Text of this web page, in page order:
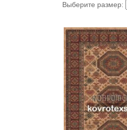
Выберите размер: